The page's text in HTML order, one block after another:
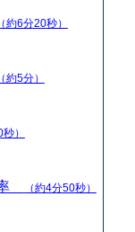
（約6分20秒）
（約5分）
）
（約4分50秒）